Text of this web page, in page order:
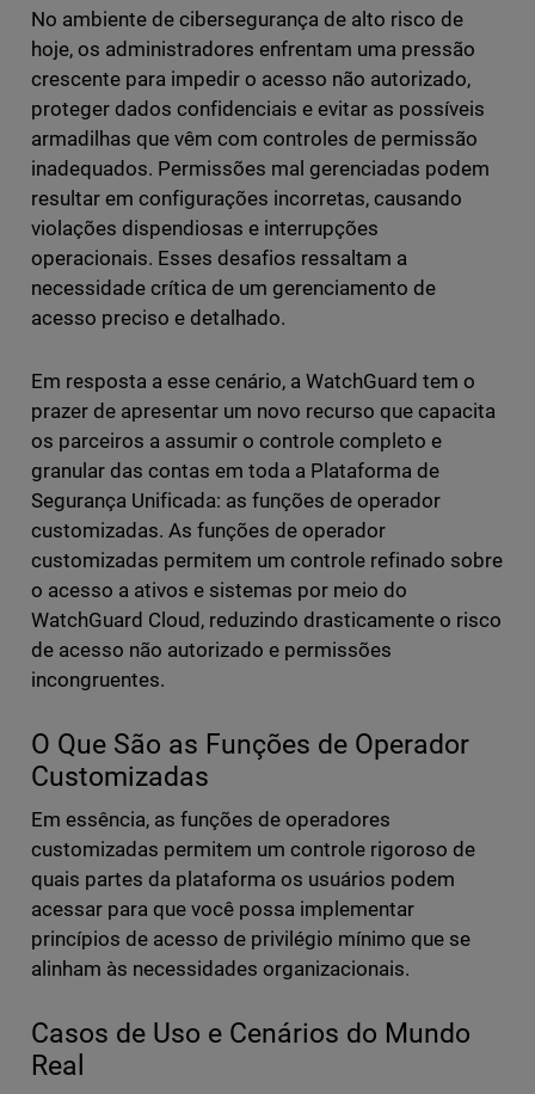
No ambiente de cibersegurança de alto risco de
hoje, os administradores enfrentam uma pressão
crescente para impedir o acesso não autorizado,
proteger dados confidenciais e evitar as possíveis
armadilhas que vêm com controles de permissão
inadequados. Permissões mal gerenciadas podem
resultar em configurações incorretas, causando
violações dispendiosas e interrupções
operacionais. Esses desafios ressaltam a
necessidade crítica de um gerenciamento de
acesso preciso e detalhado.
Em resposta a esse cenário, a WatchGuard tem o
prazer de apresentar um novo recurso que capacita
os parceiros a assumir o controle completo e
granular das contas em toda a Plataforma de
Segurança Unificada: as funções de operador
customizadas. As funções de operador
customizadas permitem um controle refinado sobre
o acesso a ativos e sistemas por meio do
WatchGuard Cloud, reduzindo drasticamente o risco
de acesso não autorizado e permissões
incongruentes.
O Que São as Funções de Operador
Customizadas
Em essência, as funções de operadores
customizadas permitem um controle rigoroso de
quais partes da plataforma os usuários podem
acessar para que você possa implementar
princípios de acesso de privilégio mínimo que se
alinham às necessidades organizacionais.
Casos de Uso e Cenários do Mundo
Real